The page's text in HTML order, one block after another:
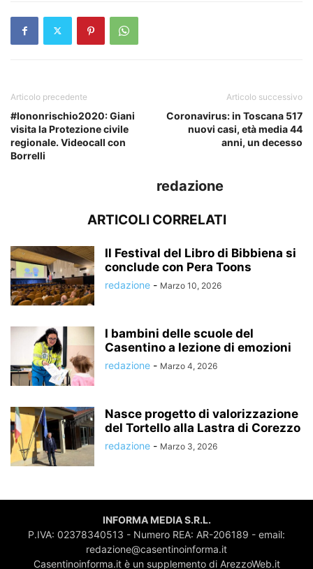
Articolo precedente
#Iononrischio2020: Giani
visita la Protezione civile
regionale. Videocall con
Borrelli
Articolo successivo
Coronavirus: in Toscana 517
nuovi casi, età media 44
anni, un decesso
redazione
ARTICOLI CORRELATI
Il Festival del Libro di Bibbiena si
conclude con Pera Toons
redazione - Marzo 10, 2026
I bambini delle scuole del
Casentino a lezione di emozioni
redazione - Marzo 4, 2026
Nasce progetto di valorizzazione
del Tortello alla Lastra di Corezzo
redazione - Marzo 3, 2026
INFORMA MEDIA S.R.L.
P.IVA: 02378340513 - Numero REA: AR-206189 - email:
redazione@casentinoinforma.it
Casentinoinforma.it è un supplemento di ArezzoWeb.it